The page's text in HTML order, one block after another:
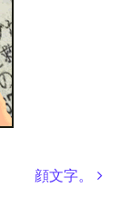
顔文字。